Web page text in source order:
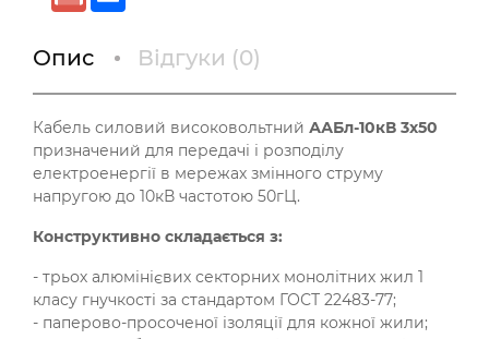
Опис Відгуки (0)
Кабель силовий високовольтний ААБл-10кВ 3х50
призначений для передачі і розподілу
електроенергії в мережах змінного струму
напругою до 10кВ частотою 50гЦ.
Конструктивно складається з:
- трьох алюмінієвих секторних монолітних жил 1
класу гнучкості за стандартом ГОСТ 22483-77;
- паперово-просоченої ізоляції для кожної жили;